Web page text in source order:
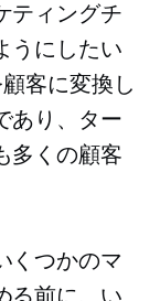
ティングチ
うにしたい
客に変換し
あり、ター
多くの顧客
くつかのマ
る前に、い